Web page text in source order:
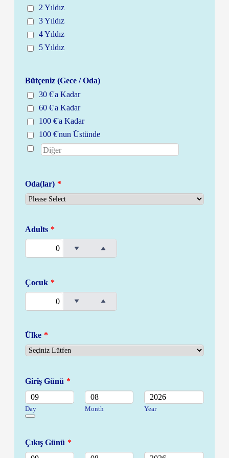
2 Yıldız
3 Yıldız
4 Yıldız
5 Yıldız
Bütçeniz (Gece / Oda)
30 €'a Kadar
60 €'a Kadar
100 €'a Kadar
100 €'nun Üstünde
Oda(lar) *
Adults *
Çocuk *
Ülke *
Giriş Günü *
Day Month
Year
Çıkış Günü *